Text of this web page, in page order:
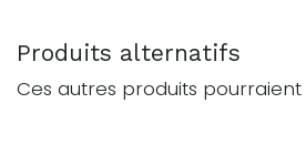
Produits alternatifs
Ces autres produits